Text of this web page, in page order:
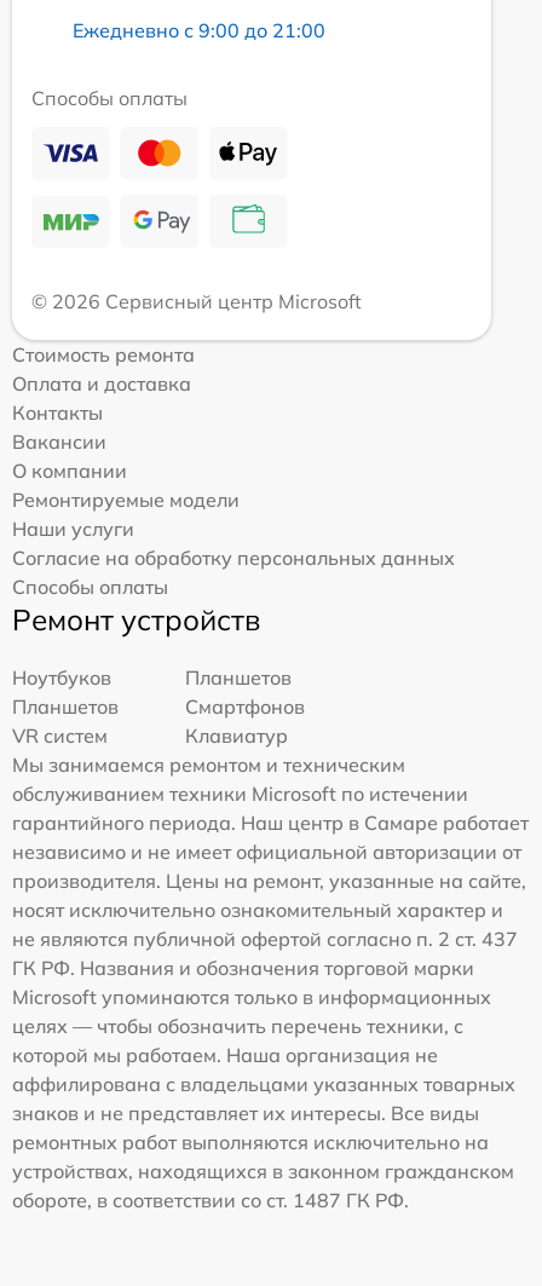
Ежедневно с 9:00 до 21:00
Способы оплаты
© 2026 Сервисный центр Microsoft
Стоимость ремонта
Оплата и доставка
Контакты
Вакансии
О компании
Ремонтируемые модели
Наши услуги
Согласие на обработку персональных данных
Способы оплаты
Ремонт устройств
Ноутбуков
Планшетов
Планшетов
Смартфонов
VR систем
Клавиатур
Мы занимаемся ремонтом и техническим
обслуживанием техники Microsoft по истечении
гарантийного периода. Наш центр в Самаре работает
независимо и не имеет официальной авторизации от
производителя. Цены на ремонт, указанные на сайте,
носят исключительно ознакомительный характер и
не являются публичной офертой согласно п. 2 ст. 437
ГК РФ. Названия и обозначения торговой марки
Microsoft упоминаются только в информационных
целях — чтобы обозначить перечень техники, с
которой мы работаем. Наша организация не
аффилирована с владельцами указанных товарных
знаков и не представляет их интересы. Все виды
ремонтных работ выполняются исключительно на
устройствах, находящихся в законном гражданском
обороте, в соответствии со ст. 1487 ГК РФ.